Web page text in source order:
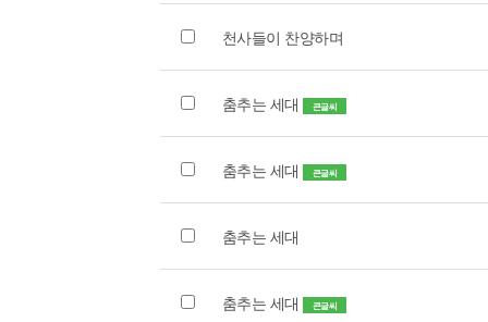
천사들이 찬양하며
춤추는 세대 큰글씨
춤추는 세대 큰글씨
춤추는 세대
춤추는 세대 큰글씨